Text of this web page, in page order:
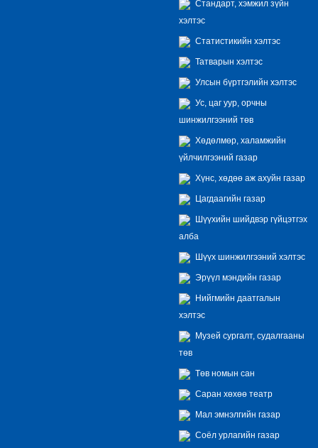
Стандарт, хэмжил зүйн
хэлтэс
Статистикийн хэлтэс
Татварын хэлтэс
Улсын бүртгэлийн хэлтэс
Ус, цаг уур, орчны
шинжилгээний төв
Хөдөлмөр, халамжийн
үйлчилгээний газар
Хүнс, хөдөө аж ахуйн газар
Цагдаагийн газар
Шүүхийн шийдвэр гүйцэтгэх
алба
Шүүх шинжилгээний хэлтэс
Эрүүл мэндийн газар
Нийгмийн даатгалын
хэлтэс
Музей сургалт, судалгааны
төв
Төв номын сан
Саран хөхөө театр
Мал эмнэлгийн газар
Соёл урлагийн газар